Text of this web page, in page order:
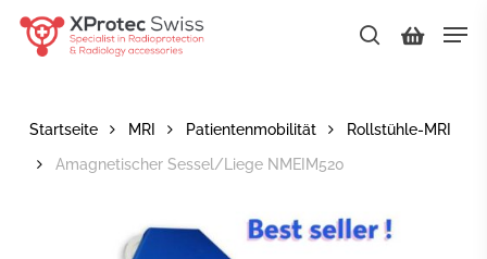
search
Startseite MRI Patientenmobilität
Rollstühle-MRI
Amagnetischer Sessel/Liege NMEIM520